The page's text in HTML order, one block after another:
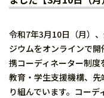
令和7年3月10日（月）
ジウムをオンラインで
携コーディネーター制度
教育・学生支援機構、
り組んでいます。コー